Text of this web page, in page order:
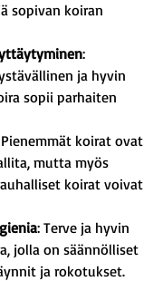
sopivan koiran
:
ja hyvin
sopii parhaiten
koirat ovat
mutta myös
koirat voivat
: Terve ja hyvin
jolla on säännölliset
ja rokotukset.